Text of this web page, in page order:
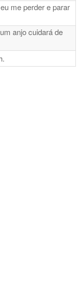
me perder e parar
anjo cuidará de